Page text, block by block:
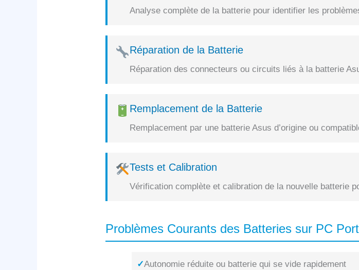
Analyse complète de la batterie pour identifier les
Réparation de la Batterie
Réparation des connecteurs ou circuits liés à la batterie
Remplacement de la Batterie
Remplacement par une batterie Asus d’origine ou
Tests et Calibration
Vérification complète et calibration de la nouvelle batterie
Problèmes Courants des Batteries sur PC
✓Autonomie réduite ou batterie qui se vide rapidement